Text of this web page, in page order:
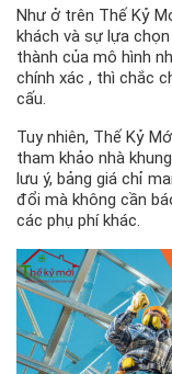
Như ở trên Thế Kỷ
khách và sự lựa
thành của mô hình
chính xác , thì chắc
cấu.
Tuy nhiên, Thế Kỷ
tham khảo nhà
lưu ý, bảng giá chỉ
đổi mà không cần
các phụ phí khác.